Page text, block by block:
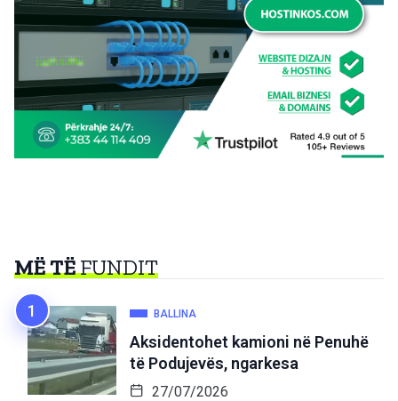
MË TËFUNDIT
BALLINA
Aksidentohet kamioni në Penuhë
të Podujevës, ngarkesa
27/07/2026